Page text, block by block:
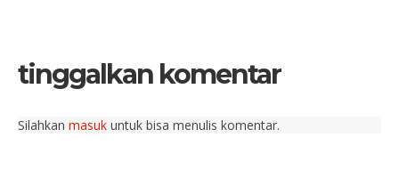
tinggalkan komentar
Silahkan masuk untuk bisa menulis komentar.